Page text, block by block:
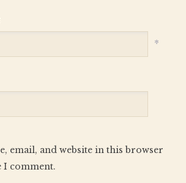
*
email, and website in this browser
I comment.